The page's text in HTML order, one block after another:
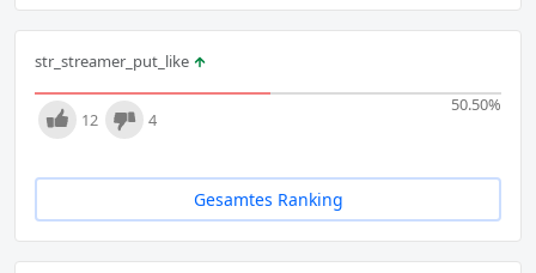
str_streamer_put_like
50.50%
12 4
Gesamtes Ranking